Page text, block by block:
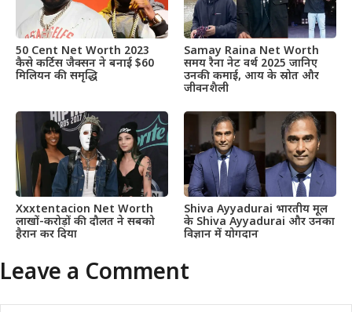
50 Cent Net Worth 2023
कैसे कर्टिस जैक्सन ने बनाई $60
मिलियन की समृद्धि
Samay Raina Net Worth
समय रैना नेट वर्थ 2025 जानिए
उनकी कमाई, आय के स्रोत और
जीवनशैली
Xxxtentacion Net Worth
लाखों-करोड़ों की दौलत ने सबको
हैरान कर दिया
Shiva Ayyadurai भारतीय मूल
के Shiva Ayyadurai और उनका
विज्ञान में योगदान
Leave a Comment